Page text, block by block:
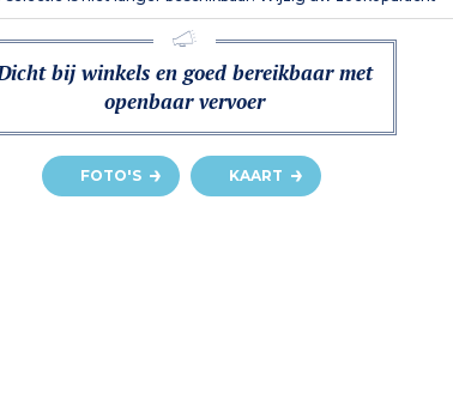
bij winkels en goed bereikbaar met
openbaar vervoer
FOTO'S KAART